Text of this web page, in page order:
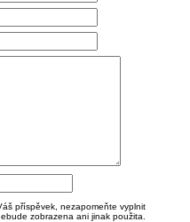
příspěvek, nezapomeňte vyplnit
zobrazena ani jinak použita.